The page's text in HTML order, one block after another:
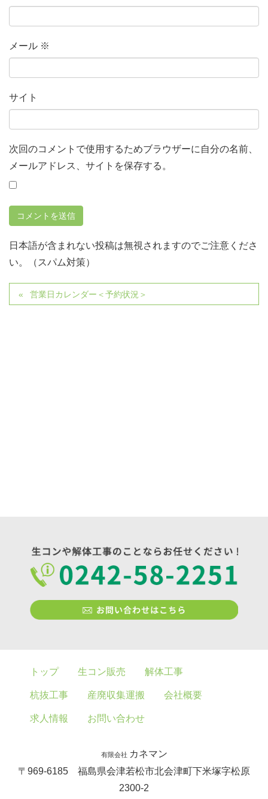
メール ※
サイト
次回のコメントで使用するためブラウザーに自分の名前、
メールアドレス、サイトを保存する。
日本語が含まれない投稿は無視されますのでご注意くださ
い。（スパム対策）
営業日カレンダー＜予約状況＞
トップ 生コン販売 解体工事
杭抜工事 産廃収集運搬 会社概要
求人情報 お問い合わせ
有限会社 カネマン
〒969-6185 福島県会津若松市北会津町下米塚字松原
2300-2